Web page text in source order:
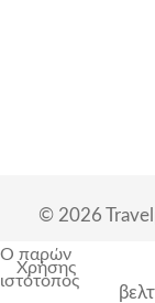
© 2026
Χρήσης
Ο παρών
ιστότοπος